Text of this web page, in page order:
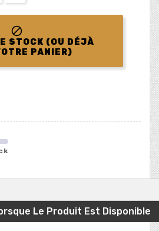

STOCK (OU DÉJÀ
PANIER)
Le Produit Est Disponible